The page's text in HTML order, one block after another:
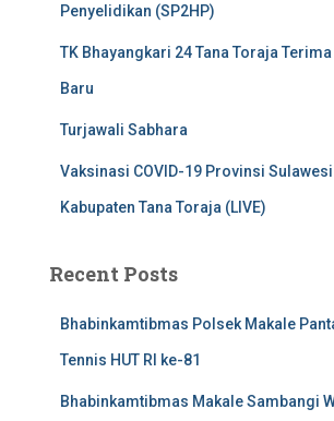
Penyelidikan (SP2HP)
TK Bhayangkari 24 Tana Toraja
Baru
Turjawali Sabhara
Vaksinasi COVID-19 Provinsi
Kabupaten Tana Toraja (LIVE)
Recent Posts
Bhabinkamtibmas Polsek Makale
Tennis HUT RI ke-81
Bhabinkamtibmas Makale Sambangi